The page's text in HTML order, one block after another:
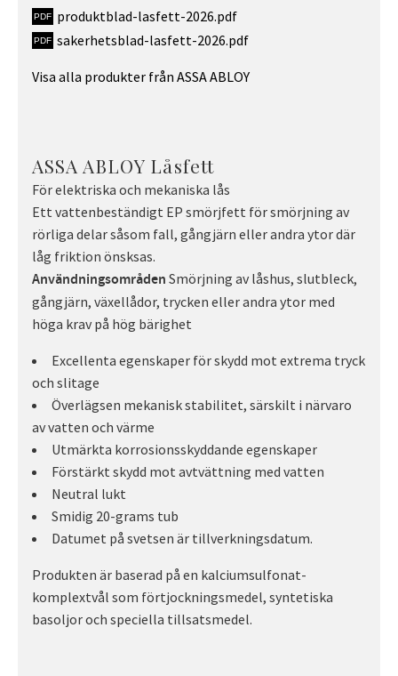
produktblad-lasfett-2026.pdf
sakerhetsblad-lasfett-2026.pdf
Visa alla produkter från ASSA ABLOY
ASSA ABLOY Låsfett
För elektriska och mekaniska lås
Ett vattenbeständigt EP smörjfett för smörjning av
rörliga delar såsom fall, gångjärn eller andra ytor där
låg friktion önsksas.
Användningsområden Smörjning av låshus, slutbleck,
gångjärn, växellådor, trycken eller andra ytor med
höga krav på hög bärighet
Excellenta egenskaper för skydd mot extrema tryck
och slitage
Överlägsen mekanisk stabilitet, särskilt i närvaro
av vatten och värme
Utmärkta korrosionsskyddande egenskaper
Förstärkt skydd mot avtvättning med vatten
Neutral lukt
Smidig 20-grams tub
Datumet på svetsen är tillverkningsdatum.
Produkten är baserad på en kalciumsulfonat-
komplextvål som förtjockningsmedel, syntetiska
basoljor och speciella tillsatsmedel.